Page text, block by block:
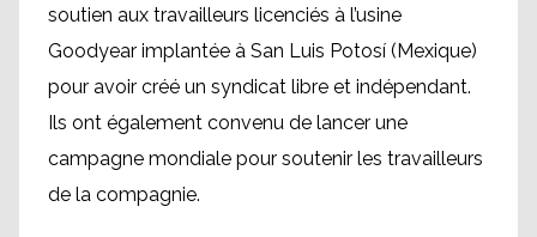
soutien aux travailleurs licenciés à l’usine
Goodyear implantée à San Luis Potosí (Mexique)
pour avoir créé un syndicat libre et indépendant.
Ils ont également convenu de lancer une
campagne mondiale pour soutenir les travailleurs
de la compagnie.